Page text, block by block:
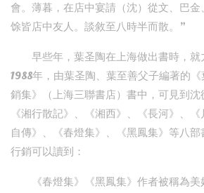
會。薄暮，在店中宴請（沈）從文、巴金
馀皆店中友人。談敘至八時半而散。”
早些年，葉圣陶在上海做出書時，就
1988年，由葉圣陶、葉至善父子編著的
銷集》（上海三聯書店）書中，可見到沈
《湘行散記》、《湘西》、《長河》、
自傳》、《春燈集》、《黑鳳集》等八
行銷可以讀到：
《春燈集》《黑鳳集》作者被稱為